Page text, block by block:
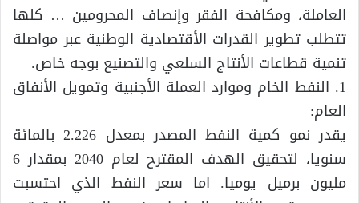
العاملة، ومكافحة الفقر وإنصاف المحرومين … كلها
تتطلب تطوير القدرات الأقتصادية الوطنية عبر مواصلة
تنمية قطاعات الأنتاج السلعي والتصنيع بوجه خاص.
1. النفط الخام وموارد العملة الأجنبية وتمويل الأنفاق
العام:
يقدر نمو كمية النفط المصدر بمعدل 2.226 بالمائة
سنويا، لتحقيق الهدف المقترح لعام 2040 بمقدار 6
مليون برميل يوميا. اما سعر النفط الذي احتسبت